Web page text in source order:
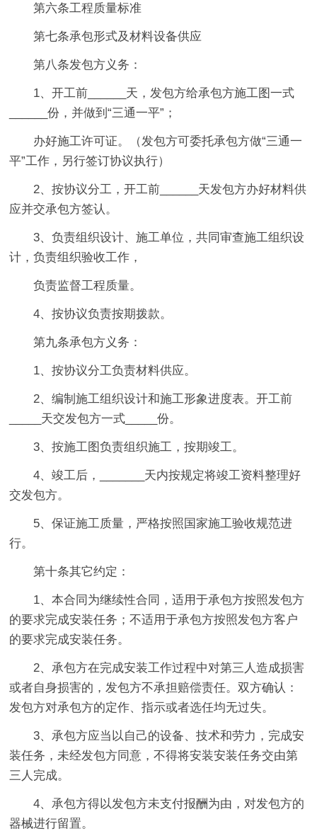
第六条工程质量标准
第七条承包形式及材料设备供应
第八条发包方义务：
1、开工前______天，发包方给承包方施工图一式
______份，并做到“三通一平”；
办好施工许可证。（发包方可委托承包方做“三通一
平”工作，另行签订协议执行）
2、按协议分工，开工前______天发包方办好材料供
应并交承包方签认。
3、负责组织设计、施工单位，共同审查施工组织设
计，负责组织验收工作，
负责监督工程质量。
4、按协议负责按期拨款。
第九条承包方义务：
1、按协议分工负责材料供应。
2、编制施工组织设计和施工形象进度表。开工前
_____天交发包方一式_____份。
3、按施工图负责组织施工，按期竣工。
4、竣工后，_______天内按规定将竣工资料整理好
交发包方。
5、保证施工质量，严格按照国家施工验收规范进
行。
第十条其它约定：
1、本合同为继续性合同，适用于承包方按照发包方
的要求完成安装任务；不适用于承包方按照发包方客户
的要求完成安装任务。
2、承包方在完成安装工作过程中对第三人造成损害
或者自身损害的，发包方不承担赔偿责任。双方确认：
发包方对承包方的定作、指示或者选任均无过失。
3、承包方应当以自己的设备、技术和劳力，完成安
装任务，未经发包方同意，不得将安装安装任务交由第
三人完成。
4、承包方得以发包方未支付报酬为由，对发包方的
器械进行留置。